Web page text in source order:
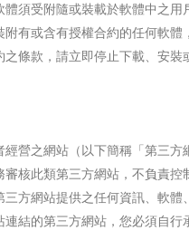
須受附隨或裝載於軟體中之用
有或含有授權合約的任何軟
條款，請立即停止下載、安
營之網站（以下簡稱「第三
核此類第三方網站，不負責
方網站提供之任何資訊、軟
結的第三方網站，您必須自行